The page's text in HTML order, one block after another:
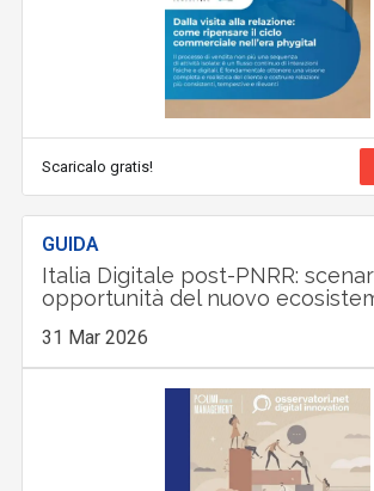
Scaricalo gratis!
GUIDA
Italia Digitale post-PNRR:
opportunità del nuovo
31 Mar 2026